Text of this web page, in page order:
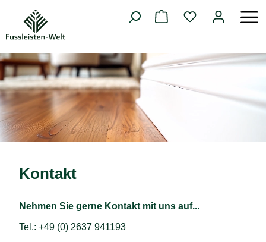
springen
Kontakt
Nehmen Sie gerne Kontakt mit uns auf...
Tel.: +49 (0) 2637 941193